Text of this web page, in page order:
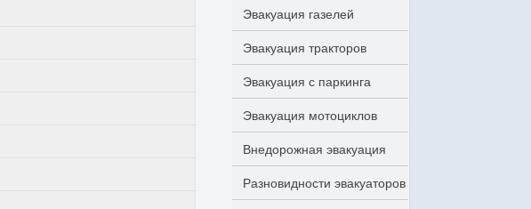
Эвакуация газелей
Эвакуация тракторов
Эвакуация с паркинга
Эвакуация мотоциклов
Внедорожная эвакуация
Разновидности эвакуаторов